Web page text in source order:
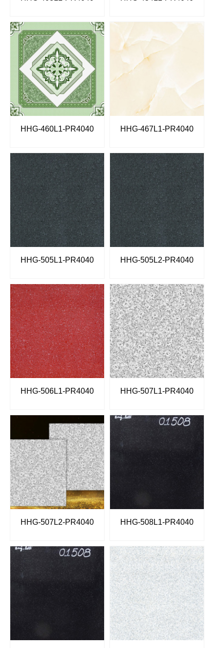
HHG-460L1-PR4040 HHG-467L1-PR4040
HHG-505L1-PR4040 HHG-505L2-PR4040
HHG-506L1-PR4040 HHG-507L1-PR4040
HHG-507L2-PR4040 HHG-508L1-PR4040